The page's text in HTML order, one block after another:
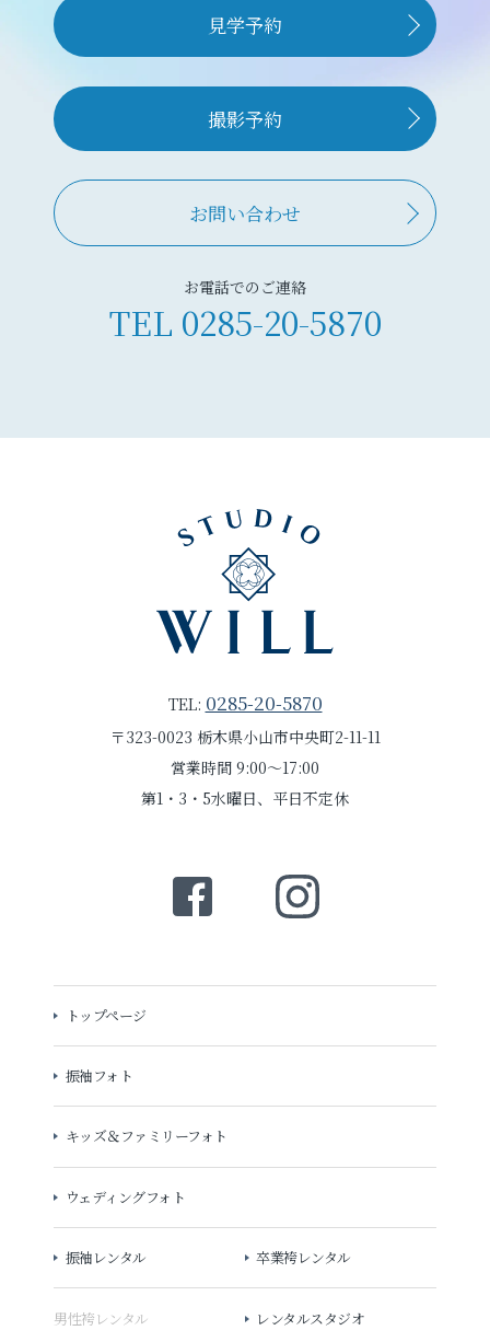
見学予約
撮影予約
お問い合わせ
お電話でのご連絡
TEL 0285-20-5870
TEL: 0285-20-5870
〒323-0023 栃木県小山市中央町2-11-11
営業時間 9:00～17:00
第1・3・5水曜日、平日不定休
トップページ
振袖フォト
キッズ＆ファミリーフォト
ウェディングフォト
振袖レンタル 卒業袴レンタル
男性袴レンタル レンタルスタジオ